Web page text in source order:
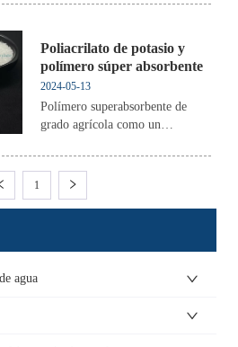
agente de decoloración de aguas
fertilizante,estabilizadores de
nitrato de celulosa,aceleradores
de vulcanización de caucho ,etc.
Poliacrilato de potasio y
polímero súper absorbente
2024-05-13
Polímero superabsorbente de
grado agrícola como un
agua cuando llueve y libera el
agua cuando está seca.
1
agua